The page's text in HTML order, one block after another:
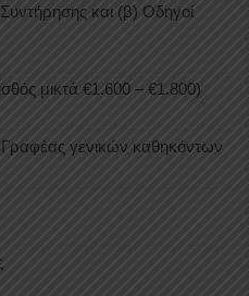
και (β) Οδηγοί
μικτά €1.600 – €1.800)
Γραφέας γενικών καθηκόντων